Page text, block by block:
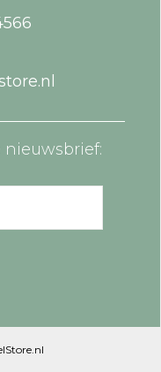
nieuwsbrief: